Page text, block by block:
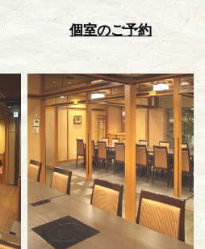
個室のご予約